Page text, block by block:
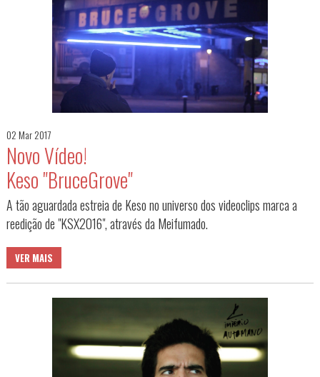
02 Mar 2017
Novo Vídeo!
Keso "BruceGrove"
A tão aguardada estreia de Keso no universo dos videoclips marca a
reedição de "KSX2016", através da Meifumado.
VER MAIS